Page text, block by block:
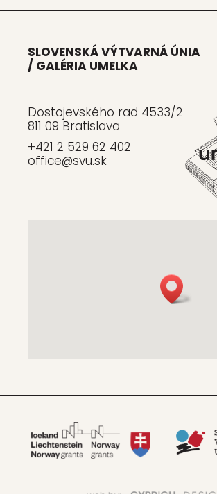
SLOVENSKÁ VÝTVARNÁ ÚNIA
/ GALÉRIA UMELKA
Dostojevského rad 4533/2
811 09 Bratislava
+421 2 529 62 402
office@svu.sk